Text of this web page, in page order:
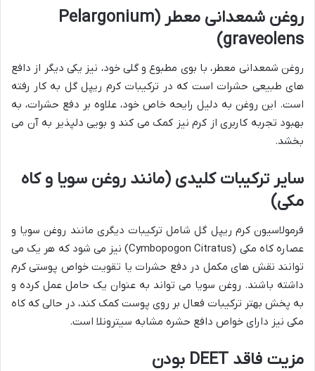
روغن شمعدانی معطر (Pelargonium
graveolens)
روغن شمعدانی معطر، با بوی مطبوع و گلی خود، نیز یکی دیگر از دافع
های طبیعی حشرات است که در ترکیبات کرم ریپل گل به کار رفته
است. این روغن به دلیل رایحه خاص خود، علاوه بر دفع حشرات، به
بهبود تجربه کاربری از کرم نیز کمک می کند و بویی دلپذیر به آن می
بخشد.
سایر ترکیبات کلیدی (مانند روغن سویا و کاه
مکی)
فرمولاسیون کرم ریپل گل شامل ترکیبات دیگری مانند روغن سویا و
عصاره کاه مکی (Cymbopogon Citratus) نیز می شود که هر یک می
توانند نقش های مکمل در دفع حشرات یا تقویت خواص پوستی کرم
داشته باشند. روغن سویا می تواند به عنوان یک حامل عمل کرده و
به پخش بهتر ترکیبات فعال بر روی پوست کمک کند، در حالی که کاه
مکی نیز دارای خواص دافع حشره مشابه سیترونلا است.
مزیت فاقد DEET بودن